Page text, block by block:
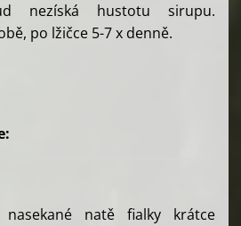
nezíská hustotu sirupu.
po lžičce 5-7 x denně.
natě fialky krátce